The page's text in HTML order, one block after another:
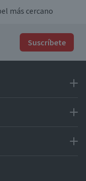
más cercano
Suscríbete